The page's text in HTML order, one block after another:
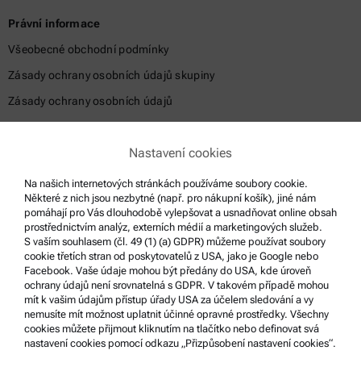
Právní informace
Všeobecné obchodní podmínky
Zásady ochrany osobních údajů skupiny
Zásady ochrany osobních údajů
Ochranné známky
Systém oznamování nekalých praktik
Podpora produktů
Certifikovaný servis Anton Paar
Prohlášení o bezpečnosti
Technická centra společnosti Anton Paar
Nastavení cookies
Na našich internetových stránkách používáme soubory cookie.
Některé z nich jsou nezbytné (např. pro nákupní košík), jiné nám
pomáhají pro Vás dlouhodobě vylepšovat a usnadňovat online obsah
prostřednictvím analýz, externích médií a marketingových služeb.
S vaším souhlasem (čl. 49 (1) (a) GDPR) můžeme používat soubory
cookie třetích stran od poskytovatelů z USA, jako je Google nebo
Facebook. Vaše údaje mohou být předány do USA, kde úroveň
ochrany údajů není srovnatelná s GDPR. V takovém případě mohou
mít k vašim údajům přístup úřady USA za účelem sledování a vy
nemusíte mít možnost uplatnit účinné opravné prostředky. Všechny
cookies můžete přijmout kliknutím na tlačítko nebo definovat svá
nastavení cookies pomocí odkazu „Přizpůsobení nastavení cookies“.